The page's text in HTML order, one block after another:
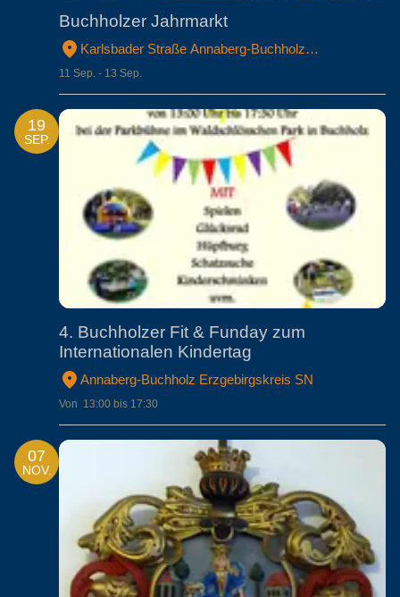
Buchholzer Jahrmarkt
Karlsbader Straße Annaberg-Buchholz
11 Sep. - 13 Sep.
19
SEP.
4. Buchholzer Fit & Funday zum
Internationalen Kindertag
Annaberg-Buchholz Erzgebirgskreis SN
Von  13:00 bis 17:30
07
NOV.